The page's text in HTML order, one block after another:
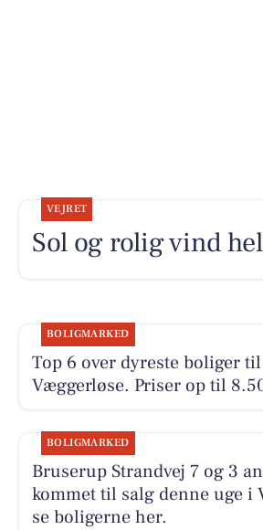
VEJRET
Sol og rolig vind
BOLIGMARKED
Top 6 over dyreste boliger
Væggerløse. Priser op til
BOLIGMARKED
Bruserup Strandvej 7 og 3
kommet til salg denne uge i
se boligerne her.